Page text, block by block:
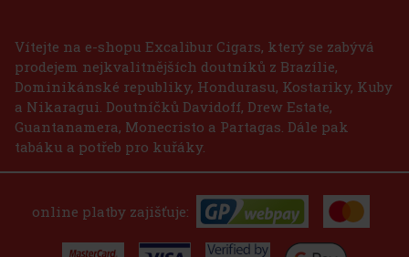
62Kč bez DPH 75 Kč
Do košíku
Vítejte na e-shopu Excalibur Cigars, který se zabývá
prodejem nejkvalitnějších doutníků z Brazílie,
Dominikánské republiky, Hondurasu, Kostariky, Kuby
a Nikaragui. Doutníčků Davidoff, Drew Estate,
Guantanamera, Monecristo a Partagas. Dále pak
tabáku a potřeb pro kuřáky.
online platby zajišťuje: